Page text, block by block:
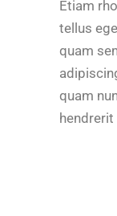
Etiam
tellus
quam
quam
hendrerit